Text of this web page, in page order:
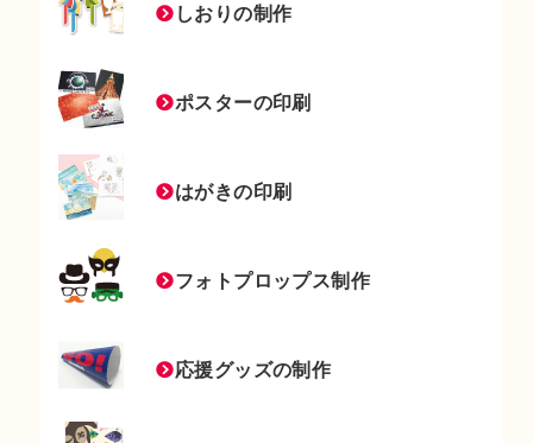
しおりの制作
ポスターの印刷
はがきの印刷
フォトプロップス制作
応援グッズの制作